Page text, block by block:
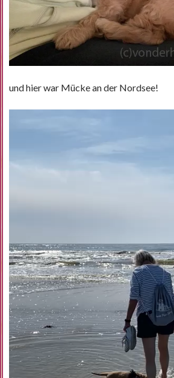
und hier war Mücke an der Nordsee!